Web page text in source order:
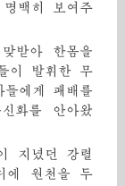
백히 보여주
받아 한몸을
이 발휘한 무
들에게 패배를
화를 안아왔
지녔던 강렬
에 원천을 두